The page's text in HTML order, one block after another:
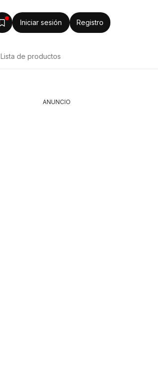
Iniciar sesión Registro
Lista de productos
ANUNCIO